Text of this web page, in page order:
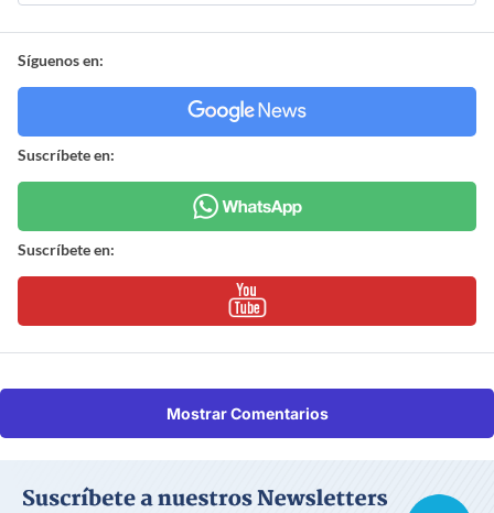
Síguenos en:
Suscríbete en:
Suscríbete en:
Mostrar Comentarios